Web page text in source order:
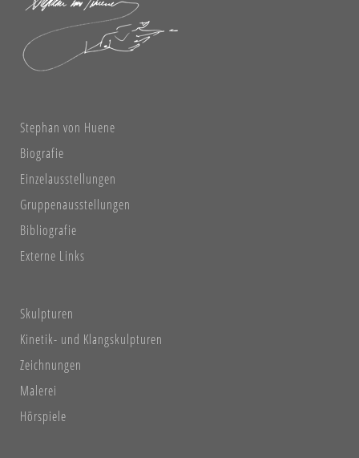
Stephan von Huene
Biografie
Einzelausstellungen
Gruppenausstellungen
Bibliografie
Externe Links
Skulpturen
Kinetik- und Klangskulpturen
Zeichnungen
Malerei
Hörspiele